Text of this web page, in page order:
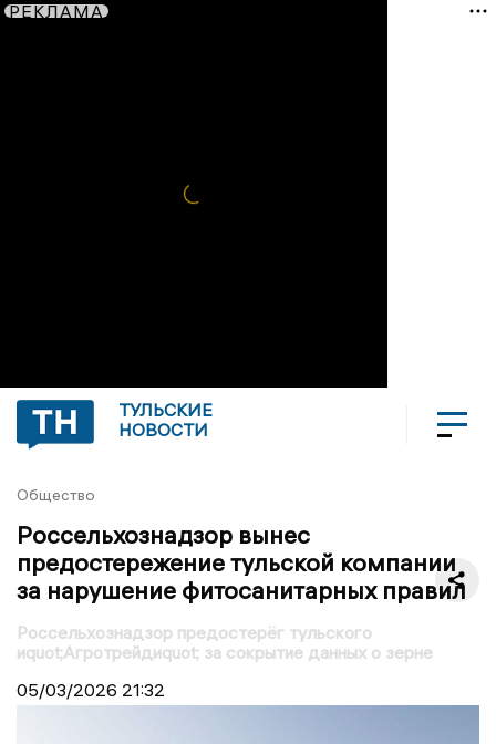
РЕКЛАМА
ТУЛЬСКИЕ
НОВОСТИ
Общество
Россельхознадзор вынес
предостережение тульской компании
за нарушение фитосанитарных правил
Россельхознадзор предостерёг тульского
иquot;Агротрейдиquot; за сокрытие данных о зерне
05/03/2026 21:32